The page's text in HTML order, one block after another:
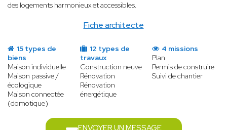
Fiche architecte
des logements harmonieux et accessibles.
15 types de
biens
Maison individuelle
Maison passive /
écologique
Maison connectée
(domotique)
12 types de
travaux
Construction neuve
Rénovation
Rénovation
énergétique
4 missions
Plan
Permis de construire
Suivi de chantier